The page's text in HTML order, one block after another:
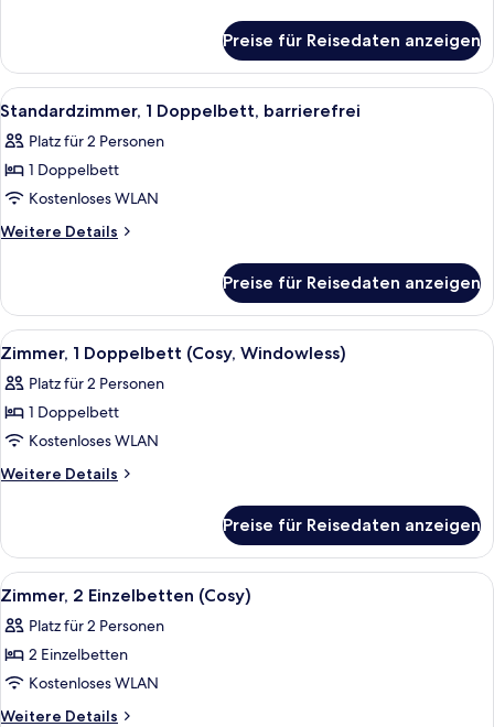
1
Doppelbett
(Cosy)
Preise für Reisedaten anzeigen
Alle
Fotos
für
Standardzimmer,
1
Doppelbett,
Ein Schlafzimmer mit Bett, einem
13
Standardzimmer, 1 Doppelbett, barrierefrei
Platz für 2 Personen
1 Doppelbett
Kostenloses WLAN
Weitere Details
Weitere
1
Doppelbett,
barrierefrei
Preise für Reisedaten anzeigen
Alle
Fotos
für
Zimmer,
1
Doppelbett
anzeigen
Ein Hotelzimmer mit Bett,
11
Zimmer, 1 Doppelbett (Cosy, Windowless)
Platz für 2 Personen
1 Doppelbett
Kostenloses WLAN
Weitere Details
Weitere
1
Doppelbett
(Cosy,
Preise für Reisedaten anzeigen
Alle
Fotos
für
Zimmer,
2 Einzelbetten
(Cosy)
Ein modernes Hotelzimmer mit
14
Zimmer, 2 Einzelbetten (Cosy)
Platz für 2 Personen
2 Einzelbetten
Kostenloses WLAN
Weitere Details
Weitere